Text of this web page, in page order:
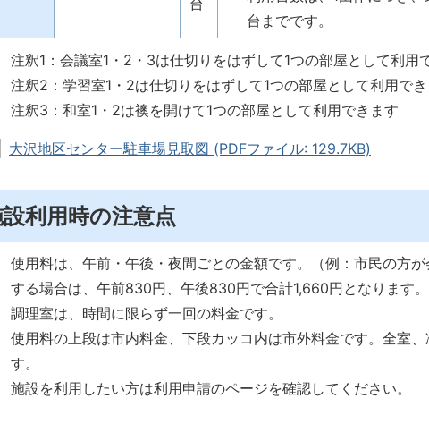
台
台までです。
注釈1：会議室1・2・3は仕切りをはずして1つの部屋として利用
注釈2：学習室1・2は仕切りをはずして1つの部屋として利用で
注釈3：和室1・2は襖を開けて1つの部屋として利用できます
大沢地区センター駐車場見取図 (PDFファイル: 129.7KB)
利用時の注意点
使用料は、午前・午後・夜間ごとの金額です。（例：市民の方
する場合は、午前830円、午後830円で合計1,660円となります。
調理室は、時間に限らず一回の料金です。
使用料の上段は市内料金、下段カッコ内は市外料金です。全室
す。
施設を利用したい方は利用申請のページを確認してください。